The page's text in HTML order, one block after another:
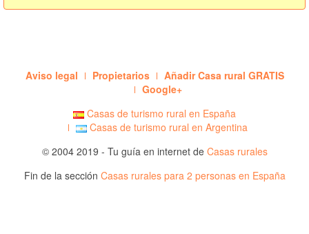
Aviso legal Propietarios
Añadir Casa rural GRATIS
Google+
Casas de turismo rural en España
Casas de turismo rural en Argentina
© 2004 2019 - Tu guía en internet de Casas rurales
Fin de la sección Casas rurales para 2 personas en España